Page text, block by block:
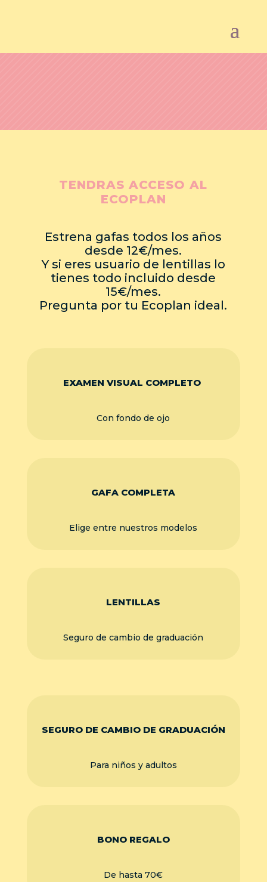
TENDRAS ACCESO AL
ECOPLAN
Estrena gafas todos los años
desde 12€/mes.
Y si eres usuario de lentillas lo
tienes todo incluido desde
15€/mes.
Pregunta por tu Ecoplan ideal.
EXAMEN VISUAL COMPLETO
Con fondo de ojo
GAFA COMPLETA
Elige entre nuestros modelos
LENTILLAS
Seguro de cambio de graduación
SEGURO DE CAMBIO DE GRADUACIÓN
Para niños y adultos
BONO REGALO
De hasta 70€